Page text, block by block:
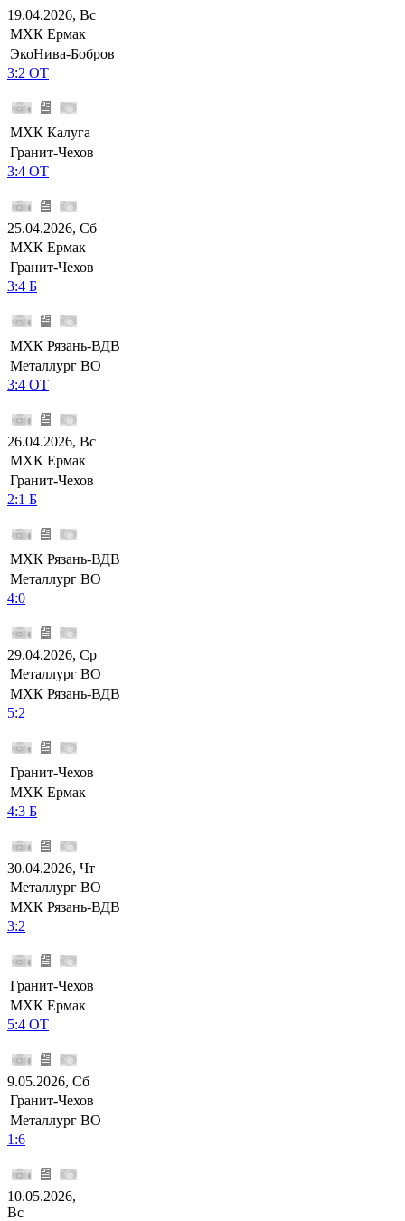
19.04.2026, Вс
МХК Ермак
ЭкоНива-Бобров
3:2 ОТ
МХК Калуга
Гранит-Чехов
3:4 ОТ
25.04.2026, Сб
МХК Ермак
Гранит-Чехов
3:4 Б
МХК Рязань-ВДВ
Металлург ВО
3:4 ОТ
26.04.2026, Вс
МХК Ермак
Гранит-Чехов
2:1 Б
МХК Рязань-ВДВ
Металлург ВО
4:0
29.04.2026, Ср
Металлург ВО
МХК Рязань-ВДВ
5:2
Гранит-Чехов
МХК Ермак
4:3 Б
30.04.2026, Чт
Металлург ВО
МХК Рязань-ВДВ
3:2
Гранит-Чехов
МХК Ермак
5:4 ОТ
9.05.2026, Сб
Гранит-Чехов
Металлург ВО
1:6
10.05.2026,
Вс